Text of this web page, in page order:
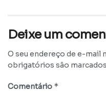
Deixe um
O seu endereço de e-mail
obrigatórios são
Comentário *